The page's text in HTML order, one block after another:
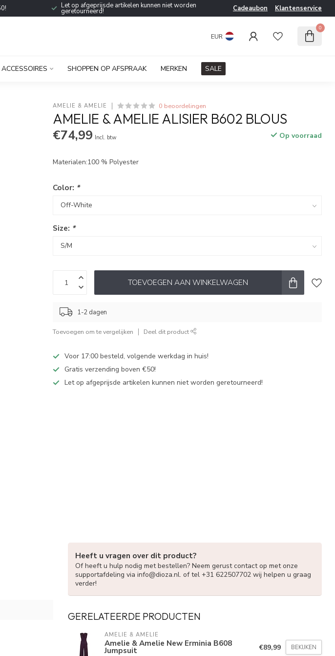
Let op afgeprijsde artikelen kunnen niet worden
geretourneerd! Cadeaubon Klantenservice
EUR
0
ACCESSOIRES SHOPPEN OP AFSPRAAK MERKEN SALE
AMELIE & AMELIE 0 beoordelingen
AMELIE & AMELIE ALISIER B602 BLOUS
€74,99 Incl. btw Op voorraad
Materialen:100 % Polyester
Color: *
Size: *
TOEVOEGEN AAN WINKELWAGEN
1-2 dagen
Toevoegen om te vergelijken Deel dit product
Voor 17:00 besteld, volgende werkdag in huis!
Gratis verzending boven €50!
Let op afgeprijsde artikelen kunnen niet worden geretourneerd!
Heeft u vragen over dit product?
Of heeft u hulp nodig met bestellen? Neem gerust contact op met onze
supportafdeling via info@dioza.nl. of tel +31 622507702 wij helpen u graag
verder!
GERELATEERDE PRODUCTEN
AMELIE & AMELIE
Amelie & Amelie New Erminia B608
Jumpsuit €89,99 BEKIJKEN